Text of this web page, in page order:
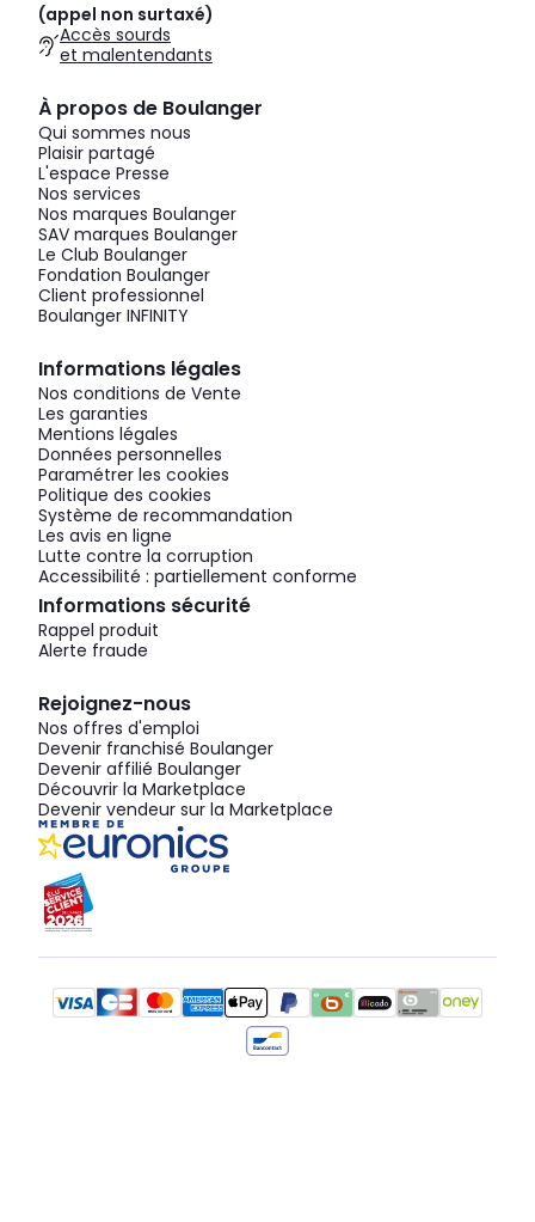
(appel non surtaxé)
Accès sourds
et malentendants
À propos de Boulanger
Qui sommes nous
Plaisir partagé
L'espace Presse
Nos services
Nos marques Boulanger
SAV marques Boulanger
Le Club Boulanger
Fondation Boulanger
Client professionnel
Boulanger INFINITY
Informations légales
Nos conditions de Vente
Les garanties
Mentions légales
Données personnelles
Paramétrer les cookies
Politique des cookies
Système de recommandation
Les avis en ligne
Lutte contre la corruption
Accessibilité : partiellement conforme
Informations sécurité
Rappel produit
Alerte fraude
Rejoignez-nous
Nos offres d'emploi
Devenir franchisé Boulanger
Devenir affilié Boulanger
Découvrir la Marketplace
Devenir vendeur sur la Marketplace